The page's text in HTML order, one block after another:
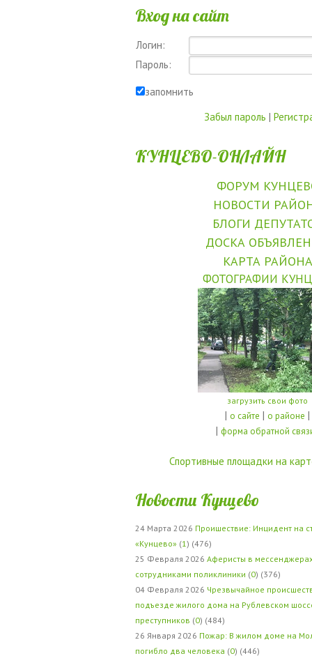
Вход на сайт
Логин:
Пароль:
запомнить
Забыл пароль |
КУНЦЕВО-ОНЛАЙН
ФОРУМ
НОВОСТИ
БЛОГИ
ДОСКА
КАРТА РАЙОНА
ФОТОГРАФИИ
загрузить свои фото
| о сайте | о районе |
| форма обратной
Спортивные площадки на
Новости Кунцево
24 Марта 2026 Проишествие: Инцидент на
«Кунцево» (1 ) (476)
25 Февраля 2026 Аферисты в
сотрудниками поликлиники (0) (376)
04 Февраля 2026 Чрезвычайное
подъезде жилого дома на Рублевском
преступников (0) (484)
26 Января 2026 Пожар: В жилом доме на
погибло два человека (0) (446)